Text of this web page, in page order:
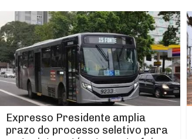
Expresso Presidente amplia
prazo do processo seletivo para